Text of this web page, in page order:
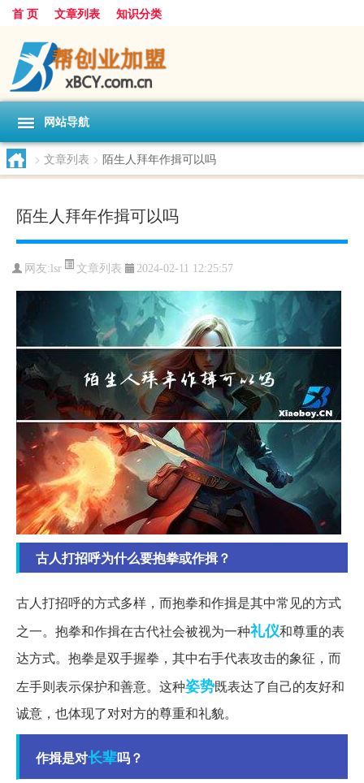
首 页 文章列表 知识分类
网站导航
> 文章列表 > 陌生人拜年作揖可以吗
陌生人拜年作揖可以吗
网友: lsr 文章列表 2024-02-11 12:25:57
古人打招呼为什么要抱拳或作揖？
古人打招呼的方式多样，而抱拳和作揖是其中常见的方式
之一。抱拳和作揖在古代社会被视为一种礼仪和尊重的表
达方式。抱拳是双手握拳，其中右手代表攻击的象征，而
左手则表示保护和善意。这种姿势既表达了自己的友好和
诚意，也体现了对对方的尊重和礼貌。
作揖是对长辈吗？